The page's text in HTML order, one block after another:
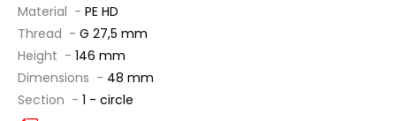
Material - PE HD
Thread - G 27,5 mm
Height - 146 mm
Dimensions - 48 mm
Section - 1 - circle